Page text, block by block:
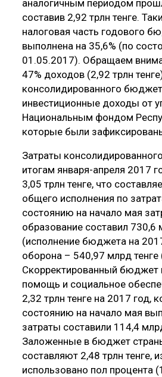
аналогичным периодом
составив 2,92 трлн тенге.
налоговая часть годового
выполнена на 35,6% (по
01.05.2017). Обращаем
47% доходов (2,92 трлн
консолидированного
инвестиционные доходы от
Национальным фондом
которые были
Затраты
итогам января-апреля 2017
3,05 трлн тенге, что
общего исполнения по
состоянию на начало мая
образование составил 730,6
(исполнение бюджета на
оборона – 540,97 млрд тенге
Скорректированный бюджет
помощь и социальное
2,32 трлн тенге на 2017 год,
состоянию на начало мая
затраты составили 114,4
Заложенные в бюджет
составляют 2,48 трлн тенге,
использовано пол процента